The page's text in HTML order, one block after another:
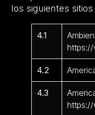
los siguientes
4.1
4.2
4.3
https://